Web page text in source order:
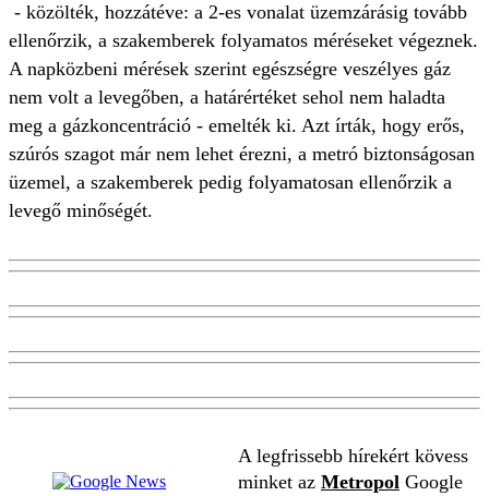
- közölték, hozzátéve: a 2-es vonalat üzemzárásig tovább
ellenőrzik, a szakemberek folyamatos méréseket végeznek.
A napközbeni mérések szerint egészségre veszélyes gáz
nem volt a levegőben, a határértéket sehol nem haladta
meg a gázkoncentráció - emelték ki. Azt írták, hogy erős,
szúrós szagot már nem lehet érezni, a metró biztonságosan
üzemel, a szakemberek pedig folyamatosan ellenőrzik a
levegő minőségét.
A legfrissebb hírekért kövess
minket az Metropol Google